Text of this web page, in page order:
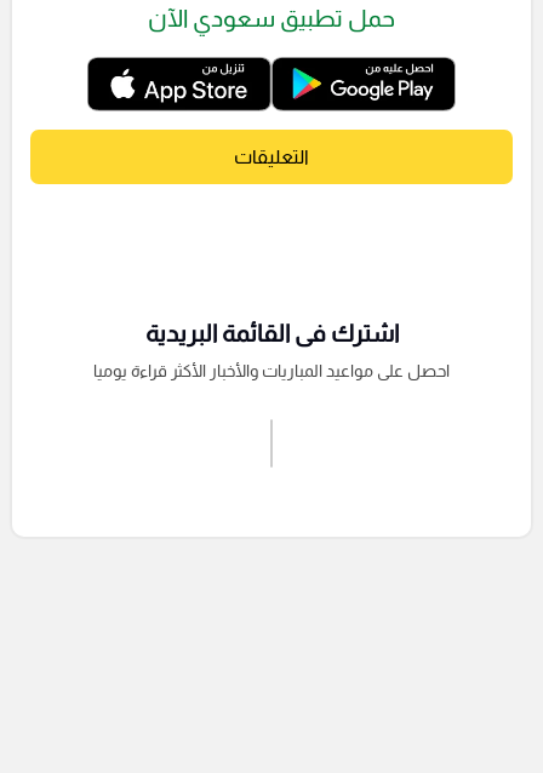
حمل تطبيق سعودي الآن
التعليقات
اشترك فى القائمة البريدية
احصل على مواعيد المباريات والأخبار الأكثر قراءة يوميا